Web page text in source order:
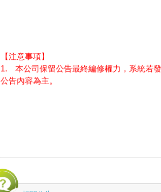
【注意事項】
1. 本公司保留公告最終編修權力，系統若
公告內容為主。